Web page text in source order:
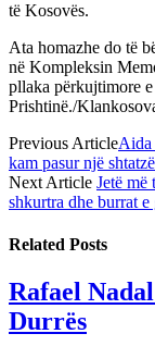
të Kosovës.
Ata homazhe do të
në Kompleksin
pllaka përkujtimore
Prishtinë./
Previous ArticleAida
kam pasur një
Next Article Jetë më
shkurtra dhe burrat e
Related Posts
Rafael
Durrës